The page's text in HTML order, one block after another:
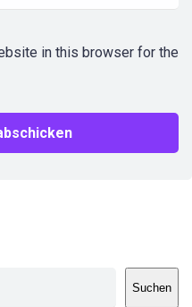
in this browser for the
Suchen